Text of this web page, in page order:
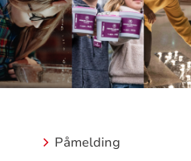
Påmelding